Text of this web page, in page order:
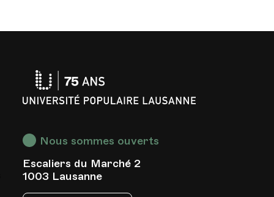
Nous sommes ouverts
Escaliers du Marché 2
1003 Lausanne